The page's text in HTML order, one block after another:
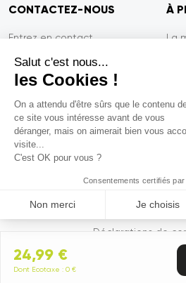
Salut c'est nous...
les Cookies !
On a attendu d'être sûrs que le contenu
ce site vous intéresse avant de vous
déranger, mais on aimerait bien vous
visite...
C'est OK pour vous ?
Consentements certifiés par
Non merci Je choisis
Plataforma de Gestión de
Nuestra plataforma te permite
24,99 €
Dont Ecotaxe : 0 €
CONTACTEZ-NOUS
Entrez en contact
Paiement sécurisé
Efficacité du service
Garantie Tiger
FAQ
À
La
© 2026 Muvit. All
Mentions
Déclarations de